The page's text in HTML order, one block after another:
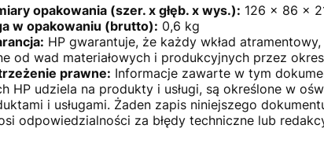
opakowania (szer. x głęb. x wys.): 126 x 86 x
w opakowaniu (brutto): 0,6 kg
HP gwarantuje, że każdy wkład
od wad materiałowych i produkcyjnych przez
prawne: Informacje zawarte w tym
HP udziela na produkty i usługi, są określone w
i usługami. Żaden zapis niniejszego
odpowiedzialności za błędy techniczne lub